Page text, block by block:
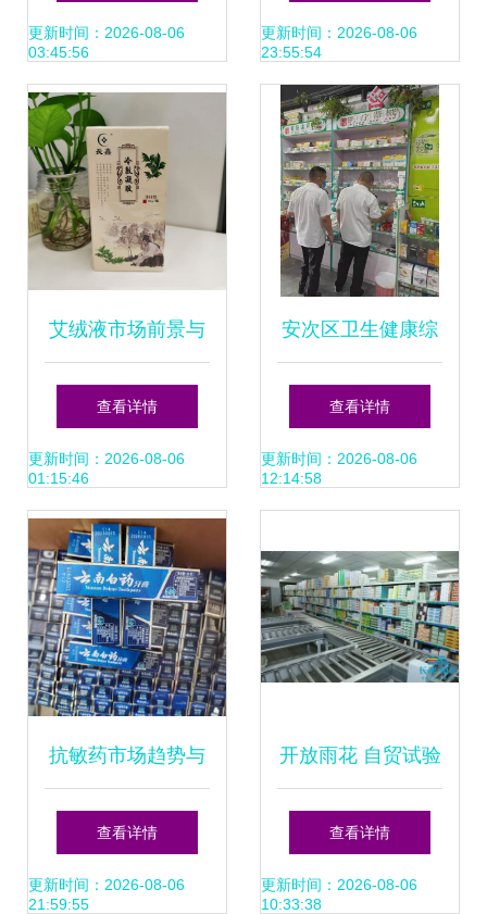
型零售”探寻基层健
康服务新路径
更新时间：2026-08-06
03:45:56
章
更新时间：2026-08-06
23:55:54
艾绒液市场前景与
药福医药批发代理
优势解析
查看详情
更新时间：2026-08-06
01:15:46
安次区卫生健康综
合执法大队集中开
展药品批发专项检
查看详情
更新时间：2026-08-06
12:14:58
抗敏药市场趋势与
药品批发的战略布
局
查看详情
更新时间：2026-08-06
21:59:55
开放雨花 自贸试验
区欢迎您⑥丨高桥
医药流通园:中药
查看详情
更新时间：2026-08-06
10:33:38